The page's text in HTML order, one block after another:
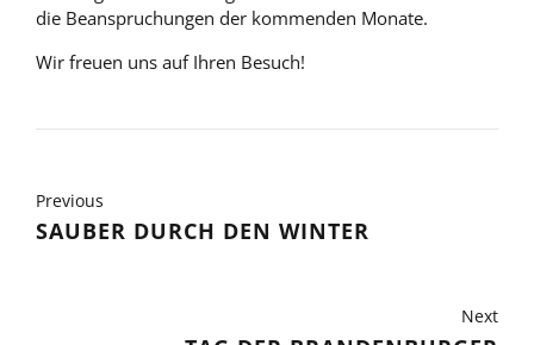
die Beanspruchungen der kommenden Monate.
Wir freuen uns auf Ihren Besuch!
Previous
SAUBER DURCH DEN WINTER
Next